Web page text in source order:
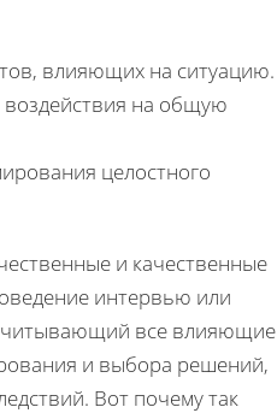
влияющих на ситуацию.
воздействия на общую
целостного
и качественные
интервью или
учитывающий все влияющие
и выбора решений,
Вот почему так